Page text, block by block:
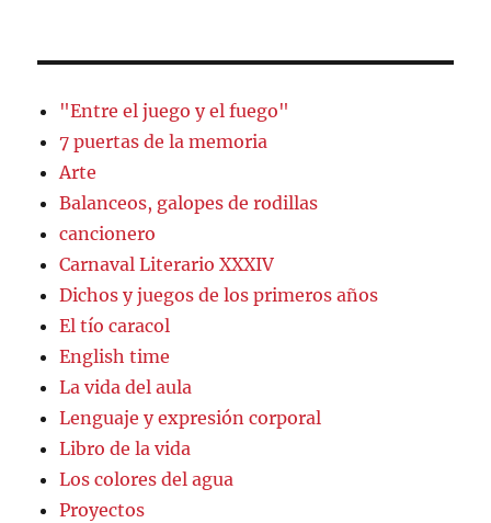
"Entre el juego y el fuego"
7 puertas de la memoria
Arte
Balanceos, galopes de rodillas
cancionero
Carnaval Literario XXXIV
Dichos y juegos de los primeros años
El tío caracol
English time
La vida del aula
Lenguaje y expresión corporal
Libro de la vida
Los colores del agua
Proyectos